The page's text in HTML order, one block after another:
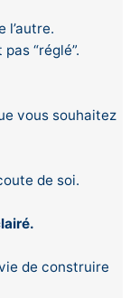
l’autre.
“réglé”.
vous souhaitez
de soi.
de construire